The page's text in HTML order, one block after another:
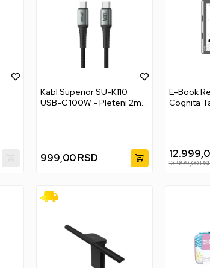
Kabl Superior SU-K110
USB-C 100W - Pleteni 2m -
999,00 RSD
E-Book
Cognita
13.999,00